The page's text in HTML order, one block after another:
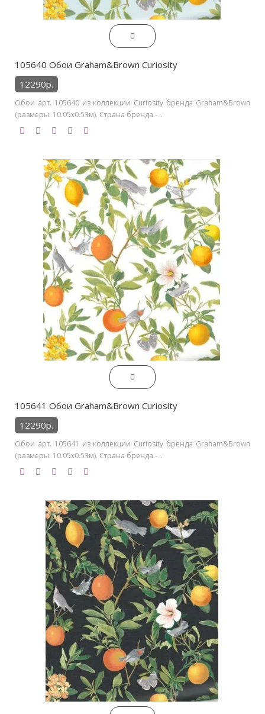
105640 Обои Graham&Brown Curiosity
12290р.
Обои арт. 105640 из коллекции Curiosity бренда Graham&Brown
(размеры: 10.05х0.53м). Страна бренда - ..
105641 Обои Graham&Brown Curiosity
12290р.
Обои арт. 105641 из коллекции Curiosity бренда Graham&Brown
(размеры: 10.05х0.53м). Страна бренда - ..